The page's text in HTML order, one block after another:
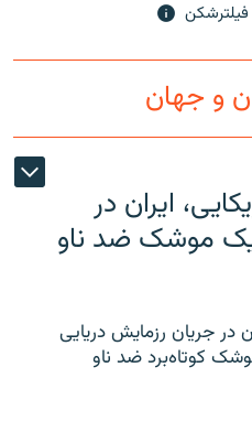
و جهان
ایران در
یک موشک ضد ناو
در جریان رزمایش دریایی
کوتاه‌برد ضد ناو